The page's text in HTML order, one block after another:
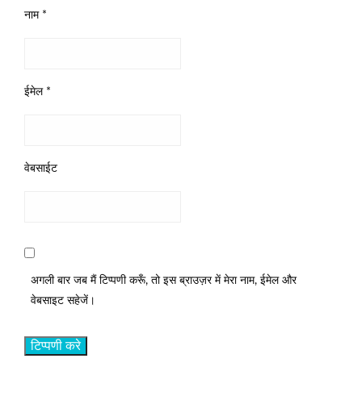
नाम *
ईमेल *
वेबसाईट
अगली बार जब मैं टिप्पणी करूँ, तो इस ब्राउज़र में मेरा नाम, ईमेल और
वेबसाइट सहेजें।